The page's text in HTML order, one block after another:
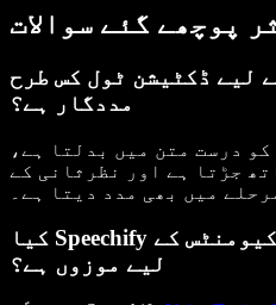
پوچھے گئے سوالات
لیے ڈکٹیشن ٹول کس طرح
مددگار ہے؟
درست متن میں بدلتا ہے،
جڑتا ہے اور نظرثانی کے
میں بھی مدد دیتا ہے۔
کیا Speechify وائس ڈکٹیشن لمبے ڈاکیومنٹس کے
لیے موزوں ہے؟